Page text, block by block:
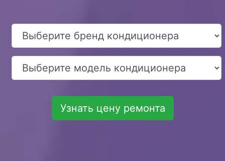
Узнать цену ремонта